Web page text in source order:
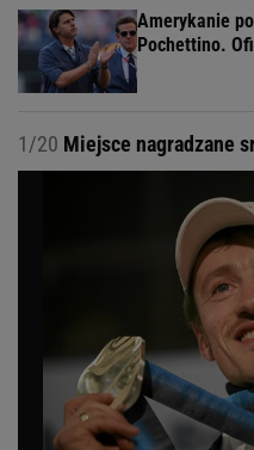
Amerykanie
Pochettino.
1/20 Miejsce nagradzane